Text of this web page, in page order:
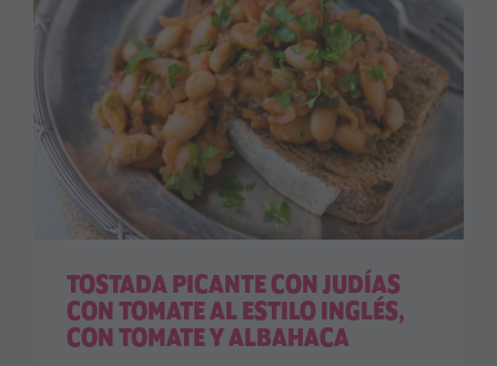
TOSTADA PICANTE CON JUDÍAS
CON TOMATE AL ESTILO INGLÉS,
CON TOMATE Y ALBAHACA